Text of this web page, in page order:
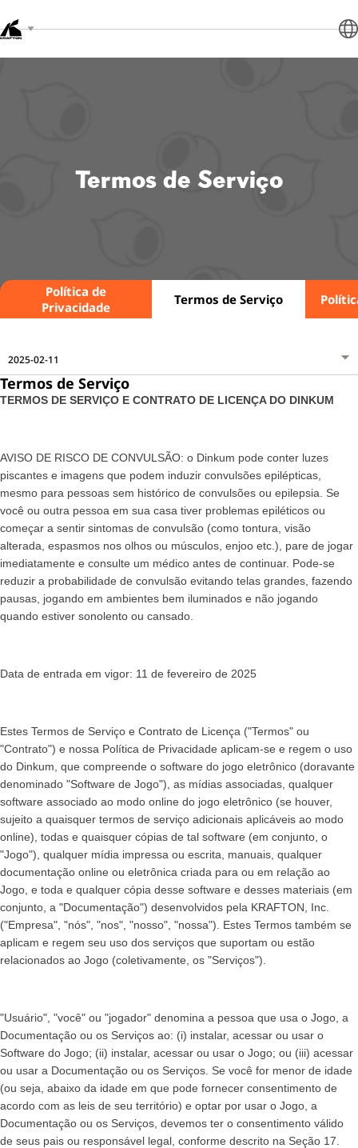
Termos de Serviço
Política de
Privacidade
Termos de Serviço
Termos de Serviço
2025-02-11
TERMOS DE SERVIÇO E CONTRATO DE LICENÇA DO DINKUM
AVISO DE RISCO DE CONVULSÃO: o Dinkum pode conter luzes
piscantes e imagens que podem induzir convulsões epilépticas,
mesmo para pessoas sem histórico de convulsões ou epilepsia. Se
você ou outra pessoa em sua casa tiver problemas epiléticos ou
começar a sentir sintomas de convulsão (como tontura, visão
alterada, espasmos nos olhos ou músculos, enjoo etc.), pare de jogar
imediatamente e consulte um médico antes de continuar. Pode-se
reduzir a probabilidade de convulsão evitando telas grandes, fazendo
pausas, jogando em ambientes bem iluminados e não jogando
quando estiver sonolento ou cansado.
Data de entrada em vigor: 11 de fevereiro de 2025
Estes Termos de Serviço e Contrato de Licença ("Termos" ou
"Contrato") e nossa Política de Privacidade aplicam-se e regem o uso
do Dinkum, que compreende o software do jogo eletrônico (doravante
denominado "Software de Jogo"), as mídias associadas, qualquer
software associado ao modo online do jogo eletrônico (se houver,
sujeito a quaisquer termos de serviço adicionais aplicáveis ao modo
online), todas e quaisquer cópias de tal software (em conjunto, o
"Jogo"), qualquer mídia impressa ou escrita, manuais, qualquer
documentação online ou eletrônica criada para ou em relação ao
Jogo, e toda e qualquer cópia desse software e desses materiais (em
conjunto, a "Documentação") desenvolvidos pela KRAFTON, Inc.
("Empresa", "nós", "nos", "nosso", "nossa"). Estes Termos também se
aplicam e regem seu uso dos serviços que suportam ou estão
relacionados ao Jogo (coletivamente, os "Serviços").
"Usuário", "você" ou "jogador" denomina a pessoa que usa o Jogo, a
Documentação ou os Serviços ao: (i) instalar, acessar ou usar o
Software do Jogo; (ii) instalar, acessar ou usar o Jogo; ou (iii) acessar
ou usar a Documentação ou os Serviços. Se você for menor de idade
(ou seja, abaixo da idade em que pode fornecer consentimento de
acordo com as leis de seu território) e optar por usar o Jogo, a
Documentação ou os Serviços, devemos ter o consentimento válido
de seus pais ou responsável legal, conforme descrito na Seção 17.